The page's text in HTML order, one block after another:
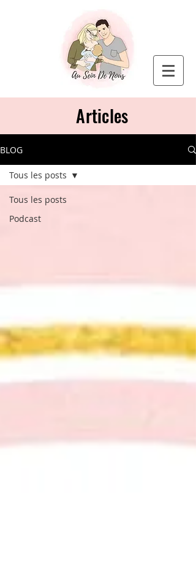
Articles
BLOG
Tous les posts
Podcast
Tous les posts